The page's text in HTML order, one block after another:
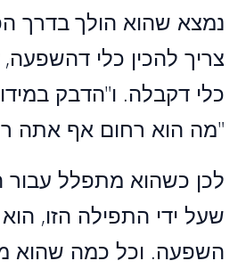
נמצא שהוא הולך בדרך
צריך להכין כלי דהשפעה,
כלי דקבלה. ו"הדבק
"מה הוא רחום אף אתה
לכן כשהוא מתפלל עבור
שעל ידי התפילה הזו,
השפעה. וכל כמה שהוא